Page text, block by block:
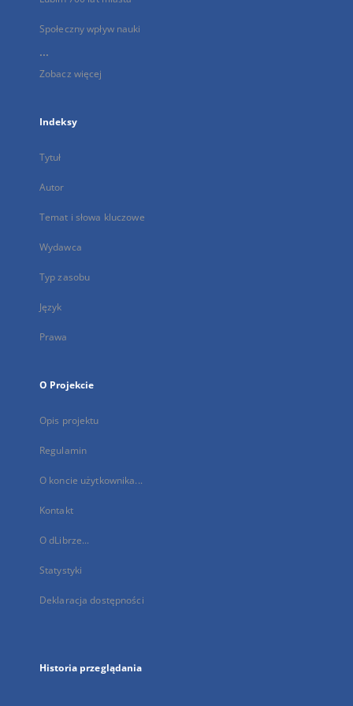
Społeczny wpływ nauki
...
Zobacz więcej
Indeksy
Tytuł
Autor
Temat i słowa kluczowe
Wydawca
Typ zasobu
Język
Prawa
O Projekcie
Opis projektu
Regulamin
O koncie użytkownika...
Kontakt
O dLibrze...
Statystyki
Deklaracja dostępności
Historia przeglądania